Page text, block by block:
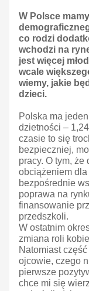
W Polsce
co rodzi
wchodzi na
jest więcej
wcale
wiemy, jakie
dzieci.
Polska ma
dzietności –
czasie to się
bezpieczniej,
pracy. O tym,
obciążeniem
bezpośrednie
poprawa na
finansowanie
przedszkoli.
W ostatnim
zmiana roli
Natomiast
ojcowie, czego
pierwsze
chce mi się